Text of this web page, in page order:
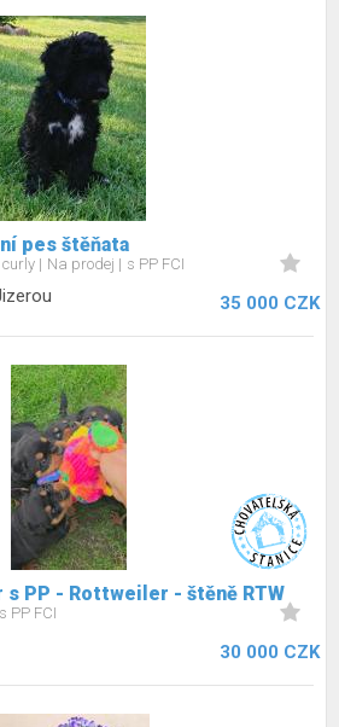
pes štěňata
Na prodej s PP FCI
35 000 CZK
PP - Rottweiler - štěně RTW
s PP FCI
30 000 CZK